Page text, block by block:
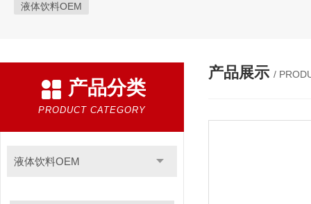
液体饮料OEM
产品分类
PRODUCT CATEGORY
液体饮料OEM
产品展示 /